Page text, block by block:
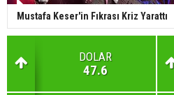
Mustafa Keser'in Fıkrası Kriz Yarattı
DOLAR
47.6